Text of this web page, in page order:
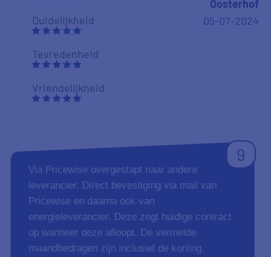
Duidelijkheid
Tevredenheid
Vriendelijkheid
Oosterhof
05-07-2024
9
Via Pricewise overgestapt naar andere
leverancier. Direct bevestiging via mail van
Pricewise en daarna ook van
energieleverancier. Deze zegt huidige contract
op wanneer deze afloopt. De vermelde
maandbedragen zijn inclusief de korting.